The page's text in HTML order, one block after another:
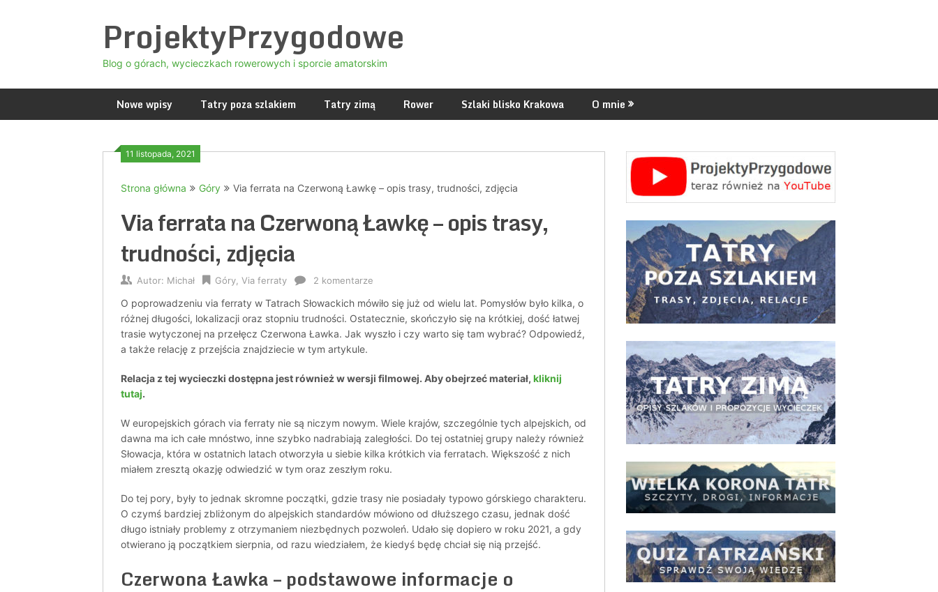
ProjektyPrzygodowe
Blog o górach, wycieczkach rowerowych i sporcie amatorskim
Nowe wpisy Tatry poza szlakiem Tatry zimą Rower Szlaki blisko Krakowa O mnie
11 listopada, 2021
Strona główna Góry Via ferrata na Czerwoną Ławkę – opis trasy, trudności, zdjęcia
Via ferrata na Czerwoną Ławkę – opis trasy,
trudności, zdjęcia
Autor: Michał Góry Via ferraty 2 komentarze
O poprowadzeniu via ferraty w Tatrach Słowackich mówiło się już od wielu lat. Pomysłów było kilka, o
różnej długości, lokalizacji oraz stopniu trudności. Ostatecznie, skończyło się na krótkiej, dość łatwej
trasie wytyczonej na przełęcz Czerwona Ławka. Jak wyszło i czy warto się tam wybrać? Odpowiedź,
a także relację z przejścia znajdziecie w tym artykule.
Relacja z tej wycieczki dostępna jest również w wersji filmowej. Aby obejrzeć materiał, kliknij
tutaj.
W europejskich górach via ferraty nie są niczym nowym. Wiele krajów, szczególnie tych alpejskich, od
dawna ma ich całe mnóstwo, inne szybko nadrabiają zaległości. Do tej ostatniej grupy należy również
Słowacja, która w ostatnich latach otworzyła u siebie kilka krótkich via ferratach. Większość z nich
miałem zresztą okazję odwiedzić w tym oraz zeszłym roku.
Do tej pory, były to jednak skromne początki, gdzie trasy nie posiadały typowo górskiego charakteru.
O czymś bardziej zbliżonym do alpejskich standardów mówiono od dłuższego czasu, jednak dość
długo istniały problemy z otrzymaniem niezbędnych pozwoleń. Udało się dopiero w roku 2021, a gdy
otwierano ją początkiem sierpnia, od razu wiedziałem, że kiedyś będę chciał się nią przejść.
Czerwona Ławka – podstawowe informacje o